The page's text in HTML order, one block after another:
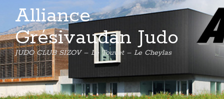
Alliance
Grésivaudan Judo
JUDO CLUB SIZOV – Le Touvet – Le Cheylas